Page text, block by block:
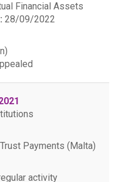
Financial Assets
28/09/2022
Trust Payments (Malta)
activity